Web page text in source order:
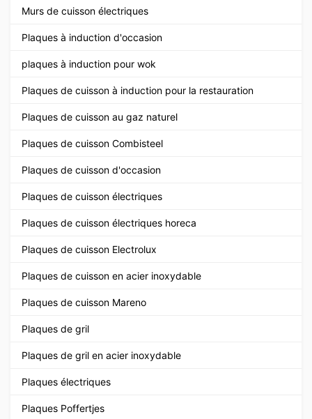
Murs de cuisson électriques
Plaques à induction d'occasion
plaques à induction pour wok
Plaques de cuisson à induction pour la restauration
Plaques de cuisson au gaz naturel
Plaques de cuisson Combisteel
Plaques de cuisson d'occasion
Plaques de cuisson électriques
Plaques de cuisson électriques horeca
Plaques de cuisson Electrolux
Plaques de cuisson en acier inoxydable
Plaques de cuisson Mareno
Plaques de gril
Plaques de gril en acier inoxydable
Plaques électriques
Plaques Poffertjes